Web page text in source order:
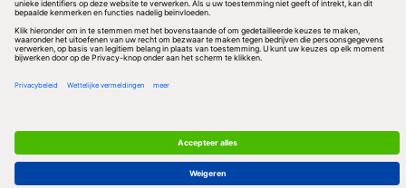
Redactionele partner
Algemene Voorwaarden & Copyrights